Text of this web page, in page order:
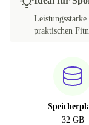
praktischen
32 GB